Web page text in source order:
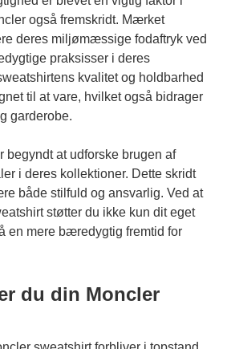
også fremskridt. Mærket
deres miljømæssige fodaftryk ved
praksisser i deres
kvalitet og holdbarhed
til at vare, hvilket også bidrager
garderobe.
begyndt at udforske brugen af
i deres kollektioner. Dette skridt
både stilfuld og ansvarlig. Ved at
støtter du ikke kun dit eget
en mere bæredygtig fremtid for
du din Moncler